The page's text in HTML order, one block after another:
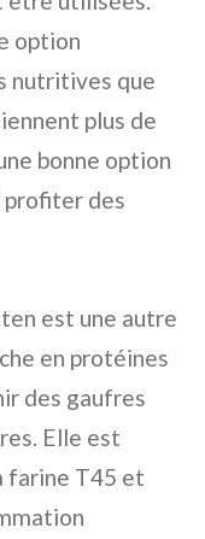
option
nutritives que
plus de
bonne option
profiter des
est une autre
en protéines
des gaufres
Elle est
farine T45 et